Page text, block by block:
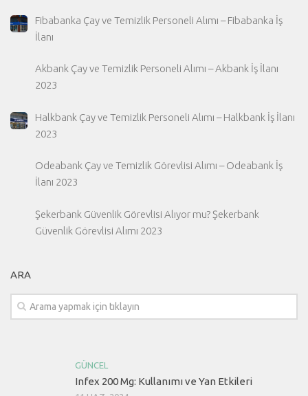
Fibabanka Çay ve Temizlik Personeli Alımı – Fibabanka İş
İlanı
Akbank Çay ve Temizlik Personeli Alımı – Akbank İş İlanı
2023
Halkbank Çay ve Temizlik Personeli Alımı – Halkbank İş İlanı
2023
Odeabank Çay ve Temizlik Görevlisi Alımı – Odeabank İş
İlanı 2023
Şekerbank Güvenlik Görevlisi Alıyor mu? Şekerbank
Güvenlik Görevlisi Alımı 2023
ARA
GÜNCEL
Infex 200 Mg: Kullanımı ve Yan Etkileri